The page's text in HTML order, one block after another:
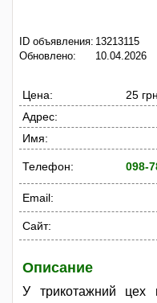
ID объявления: 13213115
Обновлено:
10.04.2026
Цена:
25
Адрес:
Имя:
Телефон: 098-
Email:
Сайт:
Описание
У трикотажний цех